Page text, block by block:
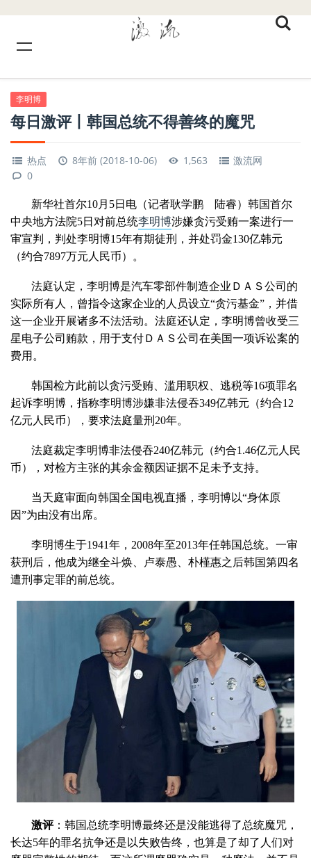
李明博
每日激评丨韩国总统不得善终的魔咒
热点 8年前 (2018-10-06) 1,563
激流网
0
新华社首尔10月5日电（记者耿学鹏 陆睿）韩国首尔
中央地方法院5日对前总统李明博涉嫌贪污受贿一案进行一
审宣判，判处李明博15年有期徒刑，并处罚金130亿韩元
（约合7897万元人民币）。
法庭认定，李明博是汽车零部件制造企业ＤＡＳ公司的
实际所有人，曾指令这家企业的人员设立“贪污基金”，并借
这一企业开展诸多不法活动。法庭还认定，李明博曾收受三
星电子公司贿款，用于支付ＤＡＳ公司在美国一项诉讼案的
费用。
韩国检方此前以贪污受贿、滥用职权、逃税等16项罪名
起诉李明博，指称李明博涉嫌非法侵吞349亿韩元（约合12
亿元人民币），要求法庭量刑20年。
法庭裁定李明博非法侵吞240亿韩元（约合1.46亿元人民
币），对检方主张的其余金额因证据不足未予支持。
当天庭审面向韩国全国电视直播，李明博以“身体原
因”为由没有出席。
李明博生于1941年，2008年至2013年任韩国总统。一审
获刑后，他成为继全斗焕、卢泰愚、朴槿惠之后韩国第四名
遭刑事定罪的前总统。
激评：韩国总统李明博最终还是没能逃得了总统魔咒，
长达5年的罪名抗争还是以失败告终，也算是了却了人们对